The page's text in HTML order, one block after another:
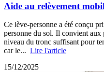
Aide au relèvement
Ce lève-personne a été conçu
personne du sol. Il convient aux
niveau du tronc suffisant pour
car le... Lire l'article
15/12/2025